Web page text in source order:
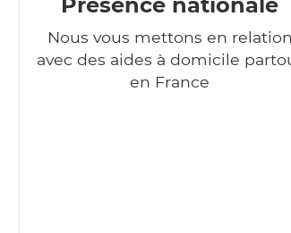
Présence nationale
Nous vous mettons en relation
avec des aides à domicile
en France